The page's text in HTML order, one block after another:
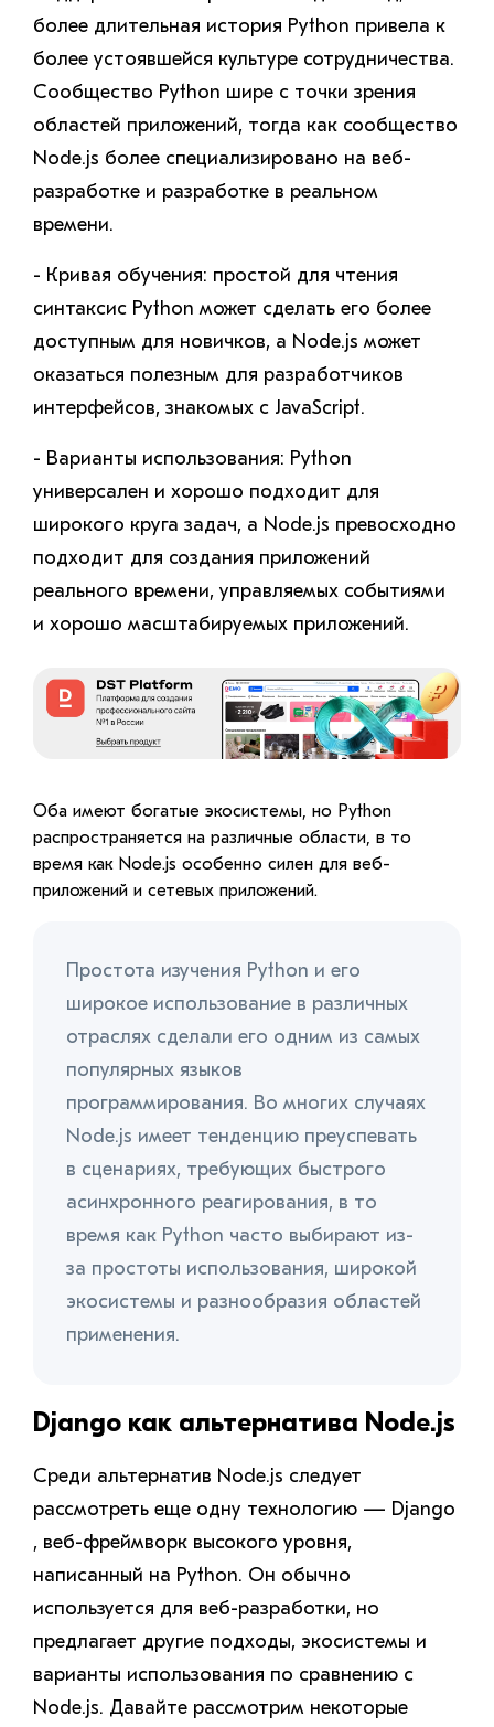
более длительная история Python привела к
более устоявшейся культуре сотрудничества.
Сообщество Python шире с точки зрения
областей приложений, тогда как сообщество
Node.js более специализировано на веб-
разработке и разработке в реальном
времени.
- Кривая обучения: простой для чтения
синтаксис Python может сделать его более
доступным для новичков, а Node.js может
оказаться полезным для разработчиков
интерфейсов, знакомых с JavaScript.
- Варианты использования: Python
универсален и хорошо подходит для
широкого круга задач, а Node.js превосходно
подходит для создания приложений
реального времени, управляемых событиями
и хорошо масштабируемых приложений.
Оба имеют богатые экосистемы, но Python
распространяется на различные области, в то
время как Node.js особенно силен для веб-
приложений и сетевых приложений.
Простота изучения Python и его
широкое использование в различных
отраслях сделали его одним из самых
популярных языков
программирования. Во многих случаях
Node.js имеет тенденцию преуспевать
в сценариях, требующих быстрого
асинхронного реагирования, в то
время как Python часто выбирают из-
за простоты использования, широкой
экосистемы и разнообразия областей
применения.
Django как альтернатива Node.js
Среди альтернатив Node.js следует
рассмотреть еще одну технологию — Django
, веб-фреймворк высокого уровня,
написанный на Python. Он обычно
используется для веб-разработки, но
предлагает другие подходы, экосистемы и
варианты использования по сравнению с
Node.js. Давайте рассмотрим некоторые